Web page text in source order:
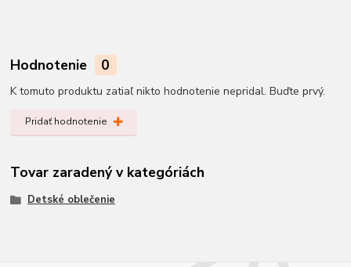
Hodnotenie 0
K tomuto produktu zatiaľ nikto hodnotenie nepridal. Buďte prvý.
Pridať hodnotenie
Tovar zaradený v kategóriách
Detské oblečenie